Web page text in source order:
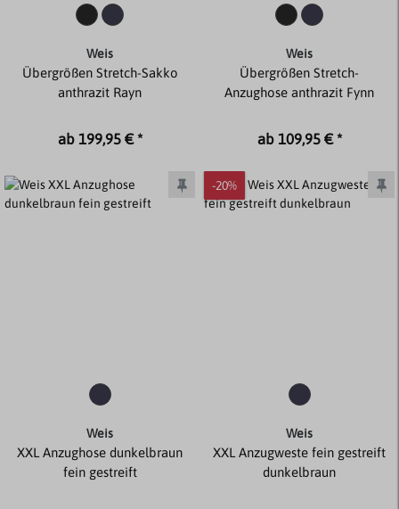
Weis
Übergrößen Stretch-Sakko
anthrazit Rayn
ab 199,95 € *
Weis
Übergrößen Stretch-
Anzughose anthrazit Fynn
ab 109,95 € *
Weis
XXL Anzughose dunkelbraun
fein gestreift
-20%
Weis
XXL Anzugweste fein gestreift
dunkelbraun